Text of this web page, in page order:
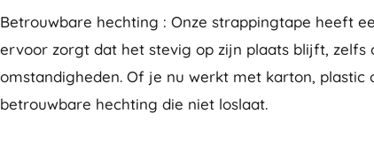
Betrouwbare hechting : Onze strappingtape heeft
ervoor zorgt dat het stevig op zijn plaats blijft, zelfs
omstandigheden. Of je nu werkt met karton, plastic
betrouwbare hechting die niet loslaat.